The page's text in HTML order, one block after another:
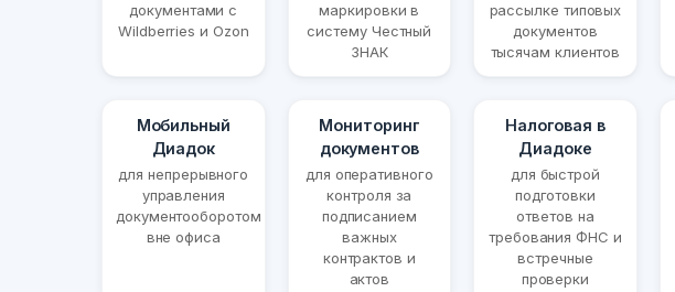
документами с
Wildberries и Ozon
маркировки в
систему Честный
ЗНАК
рассылке типовых
документов
тысячам клиентов
Мобильный
Диадок
для непрерывного
управления
документооборотом
вне офиса
Мониторинг
документов
для оперативного
контроля за
подписанием
важных
контрактов и
актов
Налоговая в
Диадоке
для быстрой
подготовки
ответов на
требования ФНС и
встречные
проверки